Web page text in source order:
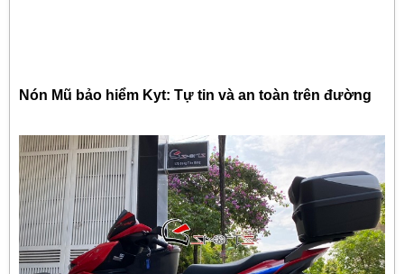
Nón Mũ bảo hiểm Kyt: Tự tin và an toàn trên đường